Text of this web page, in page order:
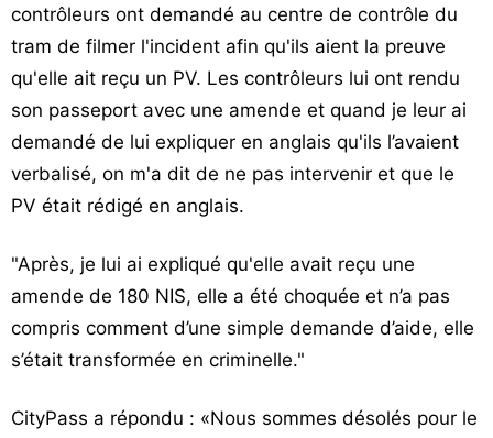
contrôleurs ont demandé au centre de contrôle du
tram de filmer l'incident afin qu'ils aient la preuve
qu'elle ait reçu un PV. Les contrôleurs lui ont rendu
son passeport avec une amende et quand je leur ai
demandé de lui expliquer en anglais qu'ils l’avaient
verbalisé, on m'a dit de ne pas intervenir et que le
PV était rédigé en anglais.
"Après, je lui ai expliqué qu'elle avait reçu une
amende de 180 NIS, elle a été choquée et n’a pas
compris comment d’une simple demande d’aide, elle
s’était transformée en criminelle."
CityPass a répondu : «Nous sommes désolés pour le